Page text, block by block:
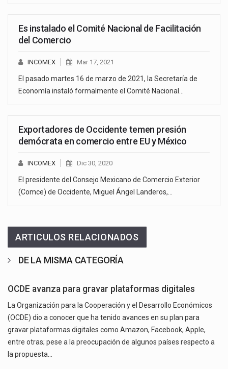
Es instalado el Comité Nacional de Facilitación
del Comercio
INCOMEX Mar 17, 2021
El pasado martes 16 de marzo de 2021, la Secretaría de
Economía instaló formalmente el Comité Nacional…
Exportadores de Occidente temen presión
demócrata en comercio entre EU y México
INCOMEX Dic 30, 2020
El presidente del Consejo Mexicano de Comercio Exterior
(Comce) de Occidente, Miguel Ángel Landeros,…
ARTICULOS RELACIONADOS
DE LA MISMA CATEGORÍA
OCDE avanza para gravar plataformas digitales
La Organización para la Cooperación y el Desarrollo Económicos
(OCDE) dio a conocer que ha tenido avances en su plan para
gravar plataformas digitales como Amazon, Facebook, Apple,
entre otras; pese a la preocupación de algunos países respecto a
la propuesta…